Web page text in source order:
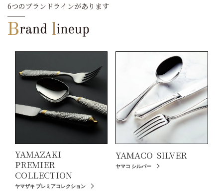
6つのブランドラインがあります
YAMAZAKI
PREMIER
COLLECTION
ヤマザキ プレミアコレクション
YAMACO SILVER
ヤマコ シルバー